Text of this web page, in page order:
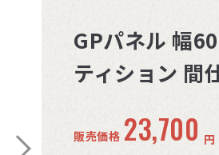
GPパネル 幅
ティション 間
販売価格 23,700 円